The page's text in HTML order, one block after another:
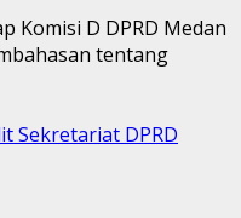
Komisi D DPRD Medan
tentang
Sekretariat DPRD